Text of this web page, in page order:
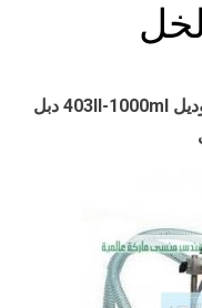
403II-1000ml دبل